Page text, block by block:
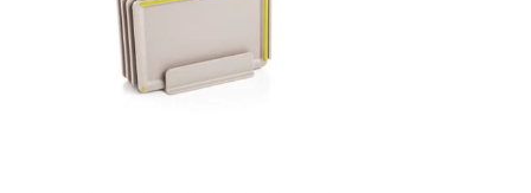
Preparazione degli alimenti